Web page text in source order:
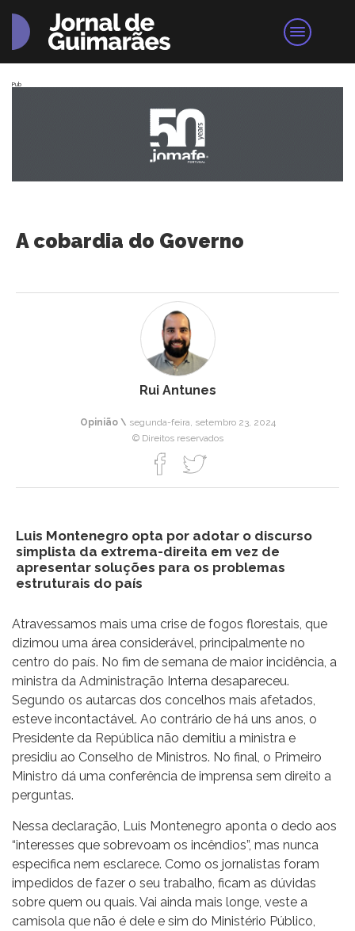
Pub
A cobardia do Governo
Rui Antunes
Opinião \ segunda-feira, setembro 23, 2024
© Direitos reservados
Luis Montenegro opta por adotar o discurso
simplista da extrema-direita em vez de
apresentar soluções para os problemas
estruturais do país
Atravessamos mais uma crise de fogos florestais, que
dizimou uma área considerável, principalmente no
centro do país. No fim de semana de maior incidência, a
ministra da Administração Interna desapareceu.
Segundo os autarcas dos concelhos mais afetados,
esteve incontactável. Ao contrário de há uns anos, o
Presidente da República não demitiu a ministra e
presidiu ao Conselho de Ministros. No final, o Primeiro
Ministro dá uma conferência de imprensa sem direito a
perguntas.
Nessa declaração, Luis Montenegro aponta o dedo aos
“interesses que sobrevoam os incêndios”, mas nunca
especifica nem esclarece. Como os jornalistas foram
impedidos de fazer o seu trabalho, ficam as dúvidas
sobre quem ou quais. Vai ainda mais longe, veste a
camisola que não é dele e sim do Ministério Público,